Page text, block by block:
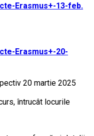
Erasmus+-13-feb.
Erasmus+-20-
20 martie 2025
întrucât locurile